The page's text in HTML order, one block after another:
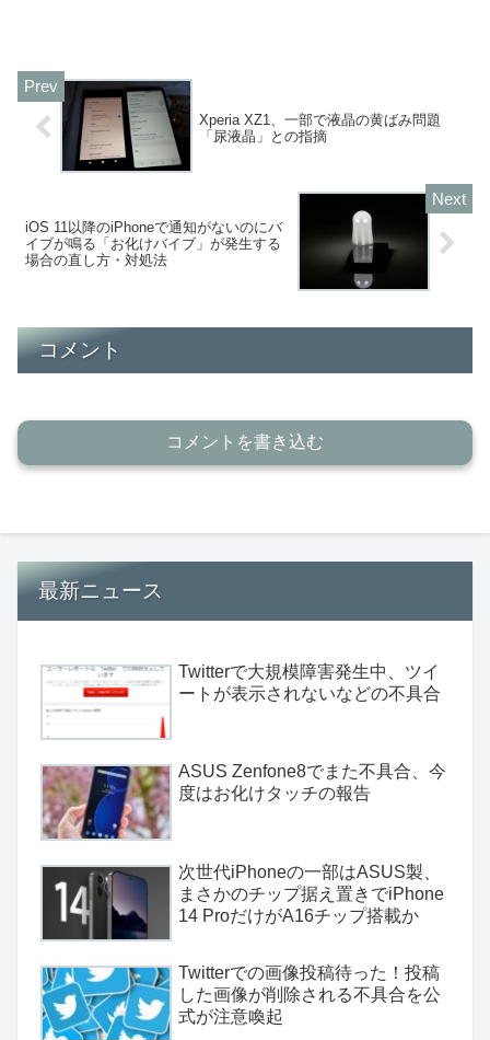
Xperia XZ1、一部で液晶の黄ばみ問題
「尿液晶」との指摘
iOS 11以降のiPhoneで通知がないのにバ
イブが鳴る「お化けバイブ」が発生する
場合の直し方・対処法
コメント
コメントを書き込む
最新ニュース
Twitterで大規模障害発生中、ツイ
ートが表示されないなどの不具合
ASUS Zenfone8でまた不具合、今
度はお化けタッチの報告
次世代iPhoneの一部はASUS製、
まさかのチップ据え置きでiPhone
14 ProだけがA16チップ搭載か
Twitterでの画像投稿待った！投稿
した画像が削除される不具合を公
式が注意喚起